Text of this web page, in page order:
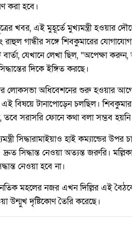
করা হবে।
খবর, এই মুহূর্তে মুখ্যমন্ত্রী হওয়ার
রাহুল গান্ধীর সঙ্গে শিবকুমারের
যেখানে লেখা ছিল, “অপেক্ষা
দিকে ইঙ্গিত করছে।
লোকসভা অধিবেশনের শুরু হওয়ার আগে
এই বিষয়ে টানাপোড়েন চলছিল।
তবে সরাসরি ফোনে কথা বলা সম্ভব
সিদ্ধারামাইয়াও হাই কম্যান্ডের
সিদ্ধান্ত নেওয়া অত্যন্ত জরুরি।
নেওয়া হবে না।
মহলের নজর এখন দিল্লির এই
উন্মুখ দৃষ্টিকোণ তৈরি করেছে।